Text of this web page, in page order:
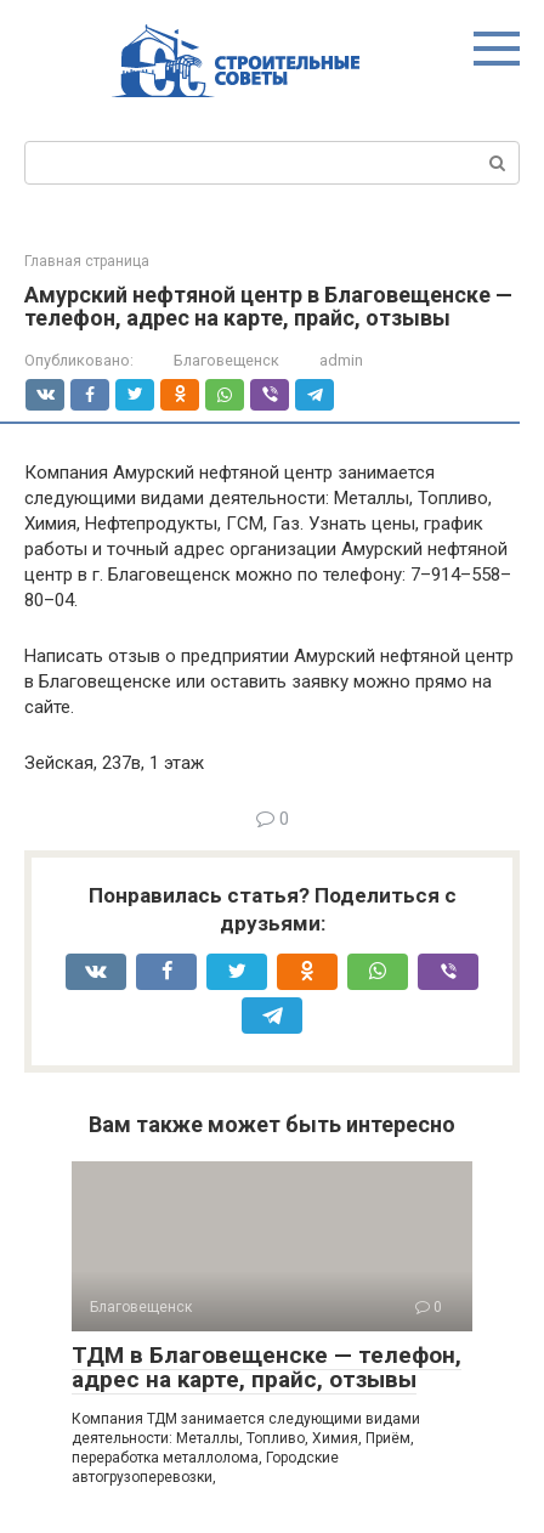
Главная страница
Амурский нефтяной центр в Благовещенске —
телефон, адрес на карте, прайс, отзывы
Опубликовано: Благовещенск admin
Компания Амурский нефтяной центр занимается
следующими видами деятельности: Металлы, Топливо,
Химия, Нефтепродукты, ГСМ, Газ. Узнать цены, график
работы и точный адрес организации Амурский нефтяной
центр в г. Благовещенск можно по телефону: 7–914–558–
80–04.
Написать отзыв о предприятии Амурский нефтяной центр
в Благовещенске или оставить заявку можно прямо на
сайте.
Зейская, 237в, 1 этаж
0
Понравилась статья? Поделиться с
друзьями:
Вам также может быть интересно
Благовещенск 0
ТДМ в Благовещенске — телефон,
адрес на карте, прайс, отзывы
Компания ТДМ занимается следующими видами
деятельности: Металлы, Топливо, Химия, Приём,
переработка металлолома, Городские
автогрузоперевозки,